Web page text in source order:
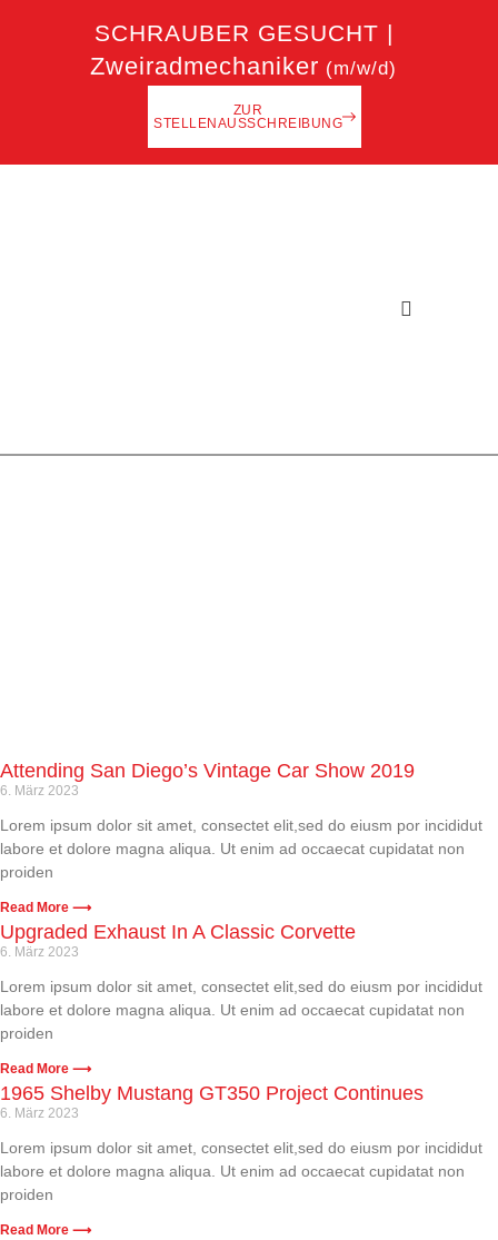
SCHRAUBER GESUCHT |
Zweiradmechaniker (m/w/d)
ZUR
STELLENAUSSCHREIBUNG
Attending San Diego’s Vintage Car Show 2019
6. März 2023
Lorem ipsum dolor sit amet, consectet elit,sed do eiusm por incididut
labore et dolore magna aliqua. Ut enim ad occaecat cupidatat non
proiden
Read More ⟶
Upgraded Exhaust In A Classic Corvette
6. März 2023
Lorem ipsum dolor sit amet, consectet elit,sed do eiusm por incididut
labore et dolore magna aliqua. Ut enim ad occaecat cupidatat non
proiden
Read More ⟶
1965 Shelby Mustang GT350 Project Continues
6. März 2023
Lorem ipsum dolor sit amet, consectet elit,sed do eiusm por incididut
labore et dolore magna aliqua. Ut enim ad occaecat cupidatat non
proiden
Read More ⟶